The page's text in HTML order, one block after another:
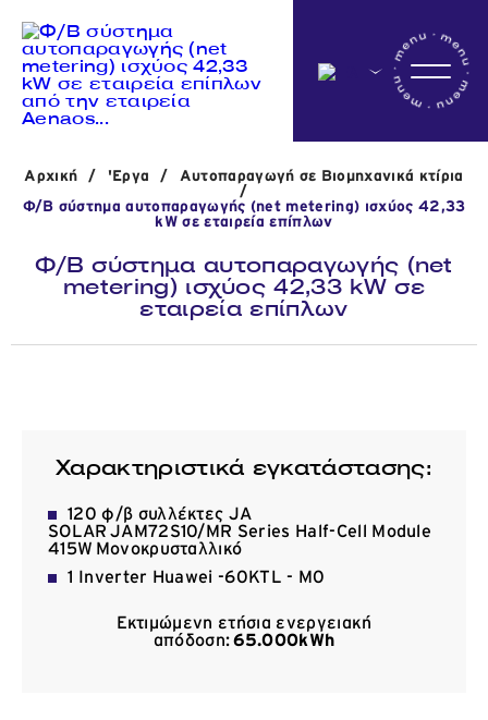
Η εταιρεία
Δραστηριότητες
Επικοινωνία
Αρχική / 'Εργα /
Αυτοπαραγωγή σε Βιομηχανικά κτίρια
/
Φ/Β σύστημα αυτοπαραγωγής (net metering) ισχύος 42,33
kW σε εταιρεία επίπλων
Φ/Β σύστημα αυτοπαραγωγής (net
metering) ισχύος 42,33 kW σε
εταιρεία επίπλων
Χαρακτηριστικά εγκατάστασης:
120 φ/β συλλέκτες JA
SOLAR JAM72S10/MR Series Half-Cell Module
415W Μονοκρυσταλλικό
1 Inverter Huawei -60KTL - M0
Εκτιμώμενη ετήσια ενεργειακή
απόδοση:65.000kWh